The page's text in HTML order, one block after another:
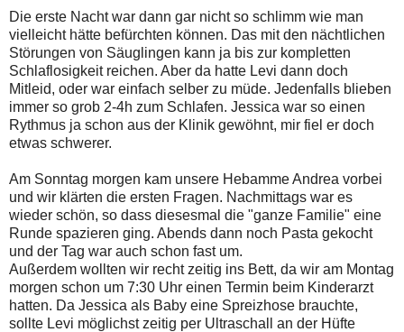
Die erste Nacht war dann gar nicht so schlimm wie man
vielleicht hätte befürchten können. Das mit den nächtlichen
Störungen von Säuglingen kann ja bis zur kompletten
Schlaflosigkeit reichen. Aber da hatte Levi dann doch
Mitleid, oder war einfach selber zu müde. Jedenfalls blieben
immer so grob 2-4h zum Schlafen. Jessica war so einen
Rythmus ja schon aus der Klinik gewöhnt, mir fiel er doch
etwas schwerer.
Am Sonntag morgen kam unsere Hebamme Andrea vorbei
und wir klärten die ersten Fragen. Nachmittags war es
wieder schön, so dass diesesmal die "ganze Familie" eine
Runde spazieren ging. Abends dann noch Pasta gekocht
und der Tag war auch schon fast um.
Außerdem wollten wir recht zeitig ins Bett, da wir am Montag
morgen schon um 7:30 Uhr einen Termin beim Kinderarzt
hatten. Da Jessica als Baby eine Spreizhose brauchte,
sollte Levi möglichst zeitig per Ultraschall an der Hüfte